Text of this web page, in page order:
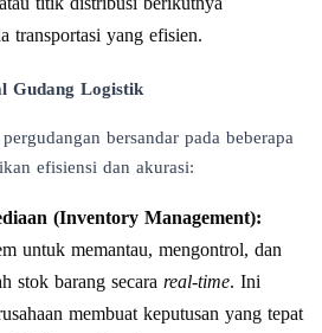
transportasi yang efisien.
Gudang Logistik
bersandar pada beberapa
efisiensi dan akurasi:
(Inventory Management):
untuk memantau, mengontrol, dan
stok barang secara real-time. Ini
membuat keputusan yang tepat